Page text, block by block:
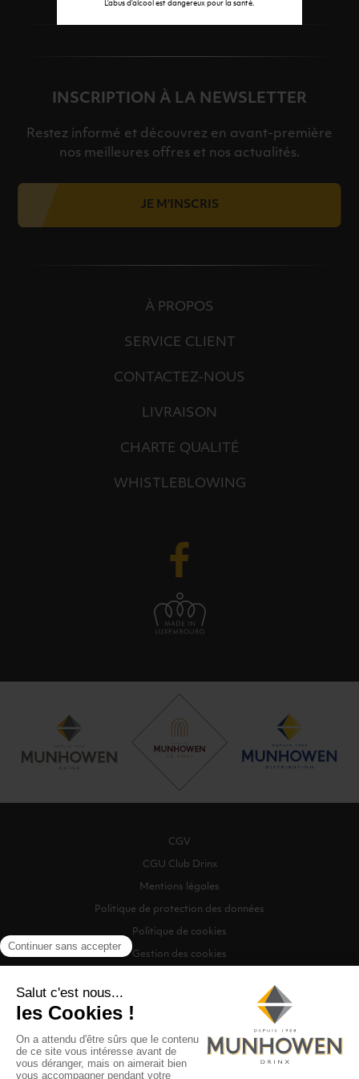
L’abus d’alcool est dangereux pour la santé.
INSCRIPTION À LA NEWSLETTER
Restez informé et découvrez en avant-première
nos meilleures offres et nos actualités.
JE M'INSCRIS
À PROPOS
SERVICE CLIENT
CONTACTEZ-NOUS
LIVRAISON
CHARTE QUALITÉ
WHISTLEBLOWING
CGV
CGU Club Drinx
Mentions légales
Politique de protection des données
Politique de cookies
Gestion des cookies
©2026 Munhowen Drinx / Tous droits réservés
Digitalised by